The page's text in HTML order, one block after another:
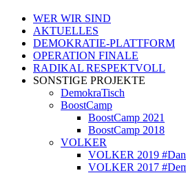
WER WIR SIND
AKTUELLES
DEMOKRATIE-PLATTFORM
OPERATION FINALE
RADIKAL RESPEKTVOLL
SONSTIGE PROJEKTE
DemokraTisch
BoostCamp
BoostCamp 2021
BoostCamp 2018
VOLKER
VOLKER 2019
VOLKER 2017